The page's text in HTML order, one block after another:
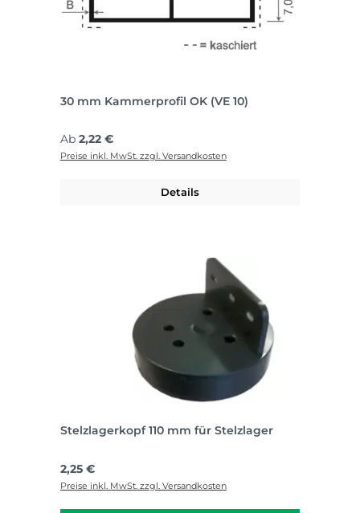
30 mm Kammerprofil OK (VE 10)
Regulärer Preis:
Ab 2,22 €
Preise inkl. MwSt. zzgl. Versandkosten
Details
Stelzlagerkopf 110 mm für Stelzlager
Regulärer Preis:
2,25 €
Preise inkl. MwSt. zzgl. Versandkosten